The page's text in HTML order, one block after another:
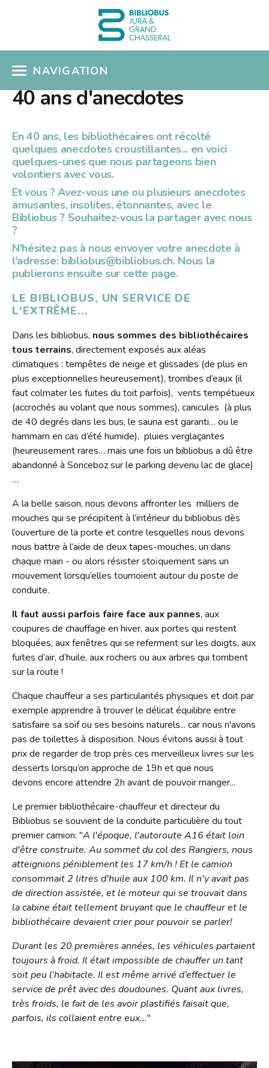
NAVIGATION
ACCÈS CATALOGUE
MON COMPTE
COUPS DE COEUR
COLLECTIONS
Présentation
Nouveautés
Albums pour enfants
Jeux vidéo
Lire dans d'autres langues
Mangas
Lire autrement
Propositions d'achat
SÉLECTIONS THÉMATIQUES
EN PRATIQUE
S'inscrire
Emprunter
Prolonger
Réserver
Pour les classes
Tarifs
Dons de livres
HORAIRES
Le Bibliobus
Présentation
Actualités
Newsletter
Missions
Historique
Anecdotes
L'équipe
Rapports d'activités
Soutenir le Bibliobus
Emplois
Contact
Liens
L'association
Galerie
Photos
Vidéos
Revue de presse
Radio
Souvenirs, souvenirs...
Ensemble !
40 ans d'anecdotes
En 40 ans, les bibliothécaires ont récolté
quelques anecdotes croustillantes... en voici
quelques-unes que nous partageons bien
volontiers avec vous.
Et vous ? Avez-vous une ou plusieurs anecdotes
amusantes, insolites, étonnantes, avec le
Bibliobus ? Souhaitez-vous la partager avec nous
?
N'hésitez pas à nous envoyer votre anecdote à
l'adresse: bibliobus@bibliobus.ch. Nous la
publierons ensuite sur cette page.
LE BIBLIOBUS, UN SERVICE DE
L'EXTRÊME...
Dans les bibliobus, nous sommes des bibliothécaires
tous terrains, directement exposés aux aléas
climatiques : tempêtes de neige et glissades (de plus en
plus exceptionnelles heureusement), trombes d’eaux (il
faut colmater les fuites du toit parfois), vents tempétueux
(accrochés au volant que nous sommes), canicules (à plus
de 40 degrés dans les bus, le sauna est garanti… ou le
hammam en cas d’été humide), pluies verglaçantes
(heureusement rares… mais une fois un bibliobus a dû être
abandonné à Sonceboz sur le parking devenu lac de glace)
…
A la belle saison, nous devons affronter les milliers de
mouches qui se précipitent à l’intérieur du bibliobus dès
l’ouverture de la porte et contre lesquelles nous devons
nous battre à l’aide de deux tapes-mouches, un dans
chaque main - ou alors résister stoïquement sans un
mouvement lorsqu’elles tournoient autour du poste de
conduite.
Il faut aussi parfois faire face aux pannes, aux
coupures de chauffage en hiver, aux portes qui restent
bloquées, aux fenêtres qui se referment sur les doigts, aux
fuites d’air, d’huile, aux rochers ou aux arbres qui tombent
sur la route !
Chaque chauffeur a ses particularités physiques et doit par
exemple apprendre à trouver le délicat équilibre entre
satisfaire sa soif ou ses besoins naturels... car nous n'avons
pas de toilettes à disposition. Nous évitons aussi à tout
prix de regarder de trop près ces merveilleux livres sur les
desserts lorsqu’on approche de 19h et que nous
devons encore attendre 2h avant de pouvoir manger...
Le premier bibliothécaire-chauffeur et directeur du
Bibliobus se souvient de la conduite particulière du tout
premier camion: "A l'époque, l'autoroute A16 était loin
d'être construite. Au sommet du col des Rangiers, nous
atteignions péniblement les 17 km/h ! Et le camion
consommait 2 litres d'huile aux 100 km. Il n'y avait pas
de direction assistée, et le moteur qui se trouvait dans
la cabine était tellement bruyant que le chauffeur et le
bibliothécaire devaient crier pour pouvoir se parler!
Durant les 20 premières années, les véhicules partaient
toujours à froid. Il était impossible de chauffer un tant
soit peu l’habitacle. Il est même arrivé d’effectuer le
service de prêt avec des doudounes. Quant aux livres,
très froids, le fait de les avoir plastifiés faisait que,
parfois, ils collaient entre eux..."